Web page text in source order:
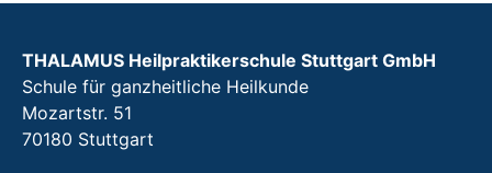
THALAMUS Heilpraktikerschule Stuttgart GmbH
Schule für ganzheitliche Heilkunde
Mozartstr. 51
70180 Stuttgart